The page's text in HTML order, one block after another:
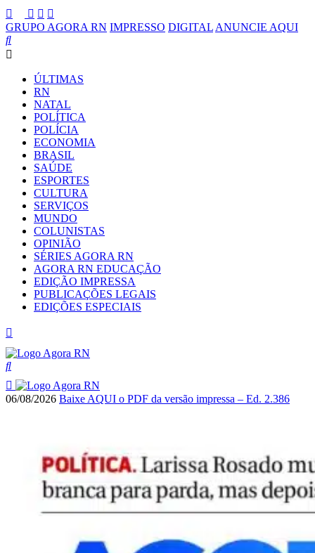
GRUPO AGORA RN IMPRESSO DIGITAL ANUNCIE AQUI
ÚLTIMAS
RN
NATAL
POLÍTICA
POLÍCIA
ECONOMIA
BRASIL
SAÚDE
ESPORTES
CULTURA
SERVIÇOS
MUNDO
COLUNISTAS
OPINIÃO
SÉRIES AGORA RN
AGORA RN EDUCAÇÃO
EDIÇÃO IMPRESSA
PUBLICAÇÕES LEGAIS
EDIÇÕES ESPECIAIS
06/08/2026 Baixe AQUI o PDF da versão impressa – Ed. 2.386